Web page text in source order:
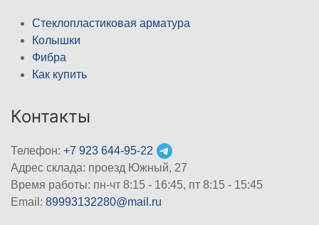
Стеклопластиковая арматура
Колышки
Фибра
Как купить
Контакты
Телефон: +7 923 644-95-22
Адрес склада: проезд Южный, 27
Время работы: пн-чт 8:15 - 16:45, пт 8:15 - 15:45
Email: 89993132280@mail.ru